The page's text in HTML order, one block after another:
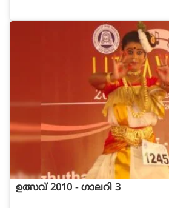
ഉത്സവ് 2010 - ഗാലറി 3